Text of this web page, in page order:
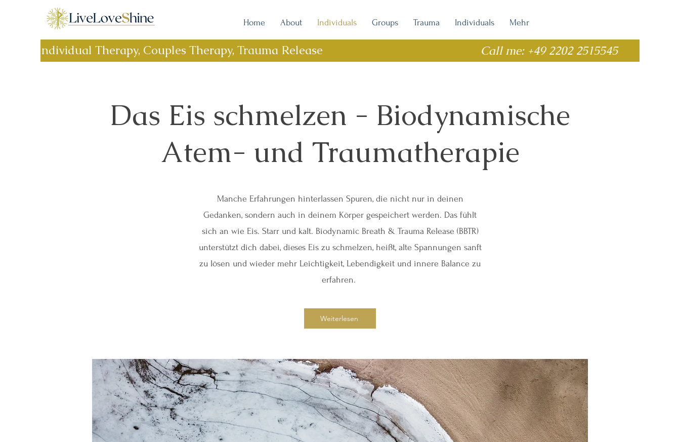
Home About Individuals Groups Trauma Individuals Mehr
Individual Therapy, Couples Therapy, Trauma Release Call me: +49 2202 2515545
Das Eis schmelzen - Biodynamische
Atem- und Traumatherapie
Manche Erfahrungen hinterlassen Spuren, die nicht nur in deinen
Gedanken, sondern auch in deinem Körper gespeichert werden. Das fühlt
sich an wie Eis. Starr und kalt. Biodynamic Breath & Trauma Release (BBTR)
unterstützt dich dabei, dieses Eis zu schmelzen, heißt, alte Spannungen sanft
zu lösen und wieder mehr Leichtigkeit, Lebendigkeit und innere Balance zu
erfahren.
Weiterlesen